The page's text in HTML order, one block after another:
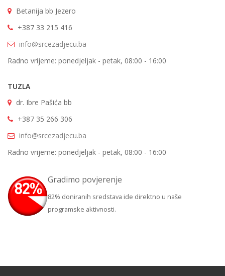
Betanija bb Jezero
+387 33 215 416
info@srcezadjecu.ba
Radno vrijeme: ponedjeljak - petak, 08:00 - 16:00
TUZLA
dr. Ibre Pašića bb
+387 35 266 306
info@srcezadjecu.ba
Radno vrijeme: ponedjeljak - petak, 08:00 - 16:00
Gradimo povjerenje
82% doniranih sredstava ide direktno u naše
programske aktivnosti.